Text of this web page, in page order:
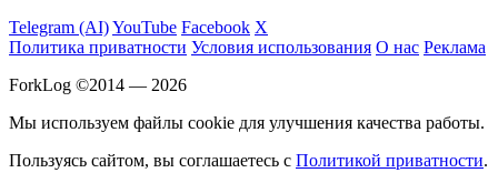
Telegram (AI)YouTube Facebook X
Политика приватности Условия использования О нас Реклама
ForkLog ©2014 — 2026
Мы используем файлы cookie для улучшения качества работы.
Пользуясь сайтом, вы соглашаетесь с Политикой приватности.